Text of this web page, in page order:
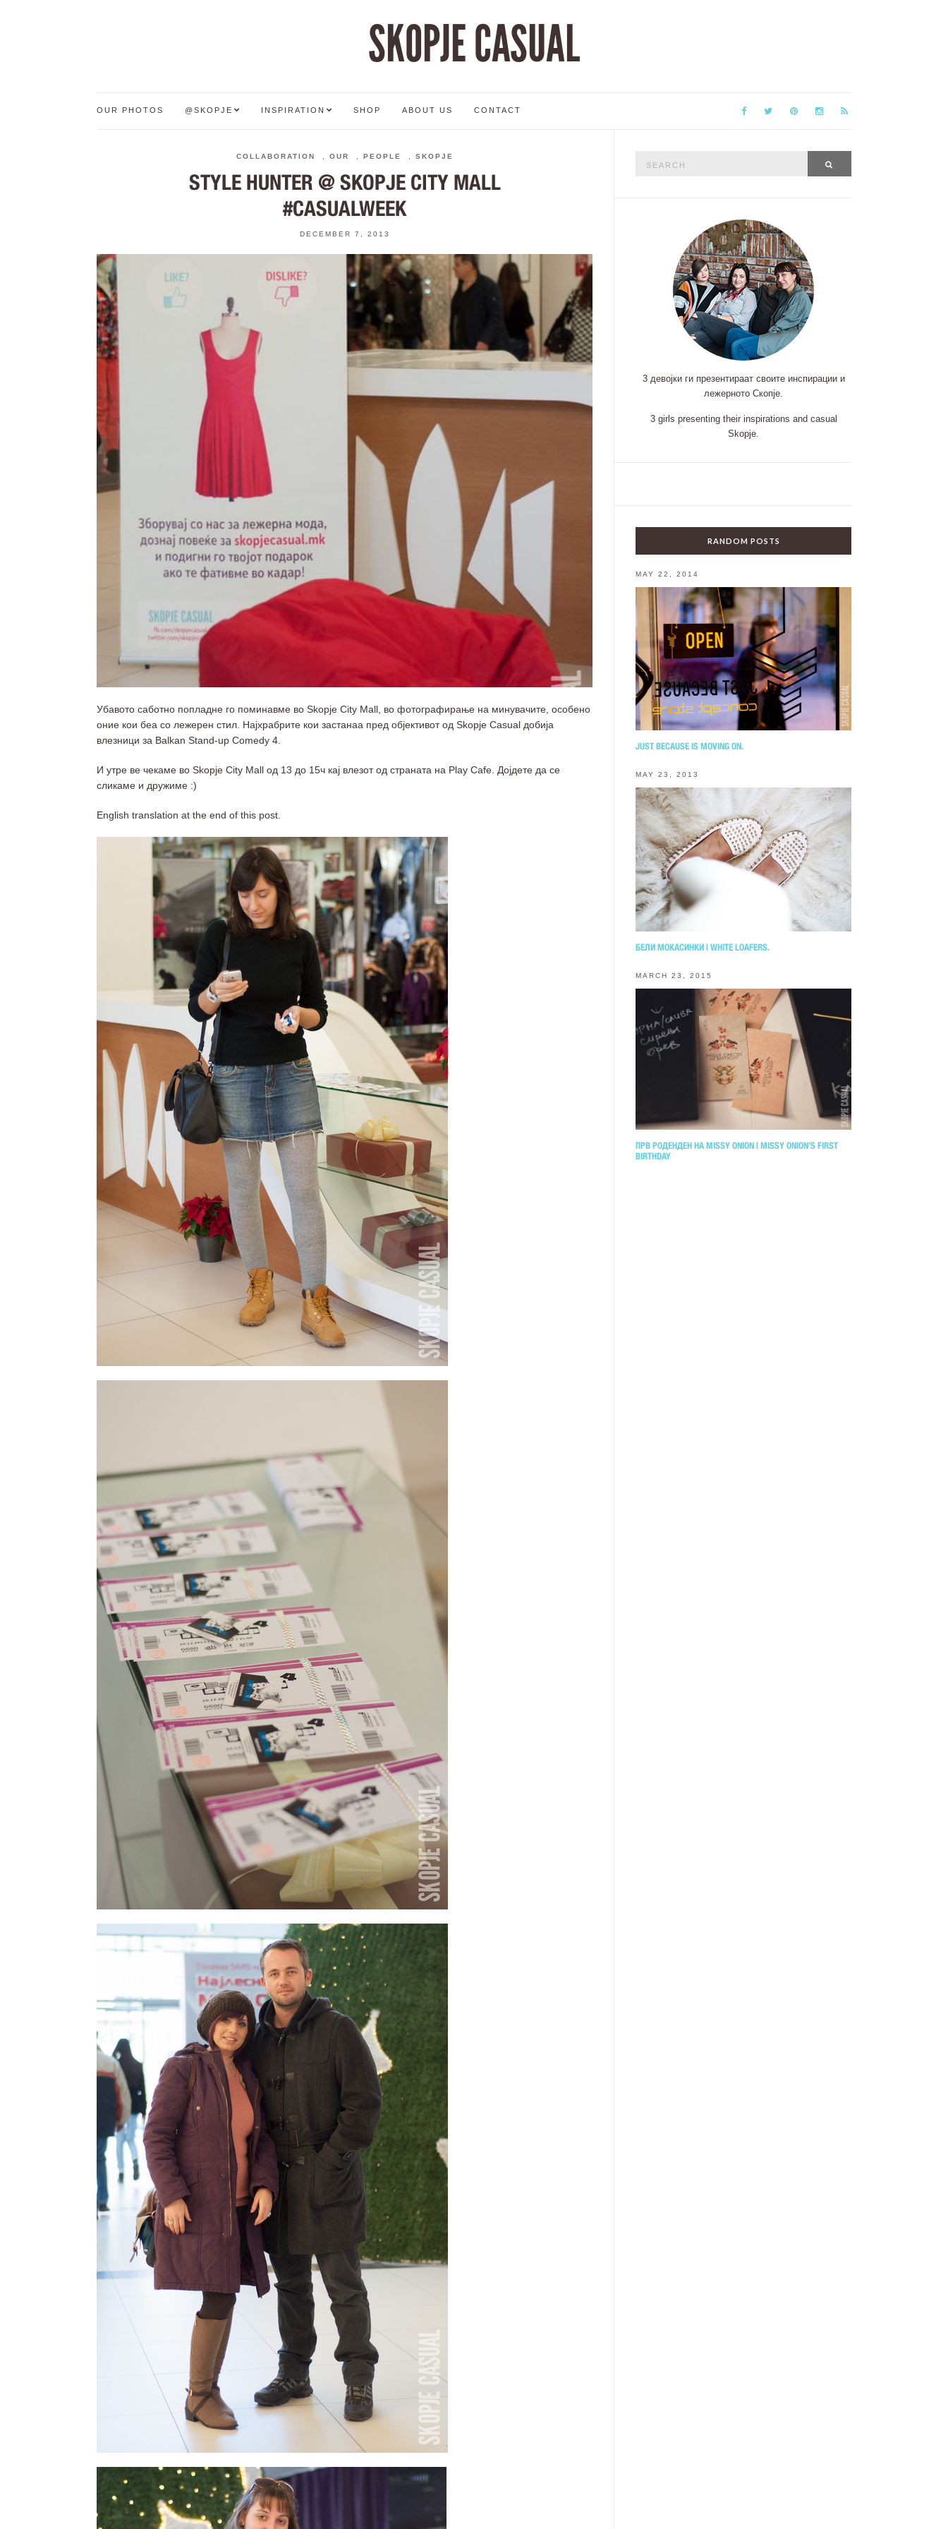
SKOPJE CASUAL
OUR PHOTOS @SKOPJE INSPIRATION SHOP ABOUT US CONTACT
COLLABORATION OUR PEOPLE SKOPJE
STYLE HUNTER @ SKOPJE CITY MALL
#CASUALWEEK
DECEMBER 7, 2013
Убавото саботно попладне го поминавме во Skopje City Mall, во фотографирање на минувачите, особено
оние кои беа со лежерен стил. Најхрабрите кои застанаа пред објективот oд Skopje Casual добија
влезници за Balkan Stand-up Comedy 4.
И утре ве чекаме во Skopje City Mall од 13 до 15ч кај влезот од страната на Play Cafe. Дојдете да се
сликаме и дружиме :)
English translation at the end of this post.
3 девојки ги презентираат своите инспирации и
лежерното Скопје.
3 girls presenting their inspirations and casual
Skopje.
RANDOM POSTS
MAY 22, 2014
JUST BECAUSE IS MOVING ON.
MAY 23, 2013
БЕЛИ МОКАСИНКИ | WHITE LOAFERS.
MARCH 23, 2015
ПРВ РОДЕНДЕН НА MISSY ONION | MISSY ONION’S FIRST
BIRTHDAY